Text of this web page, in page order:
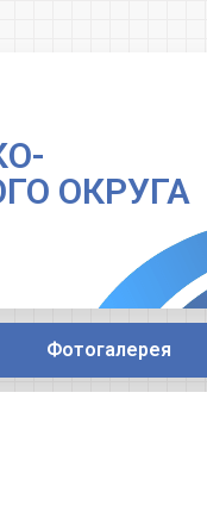
ОКРУГА
Фотогалерея